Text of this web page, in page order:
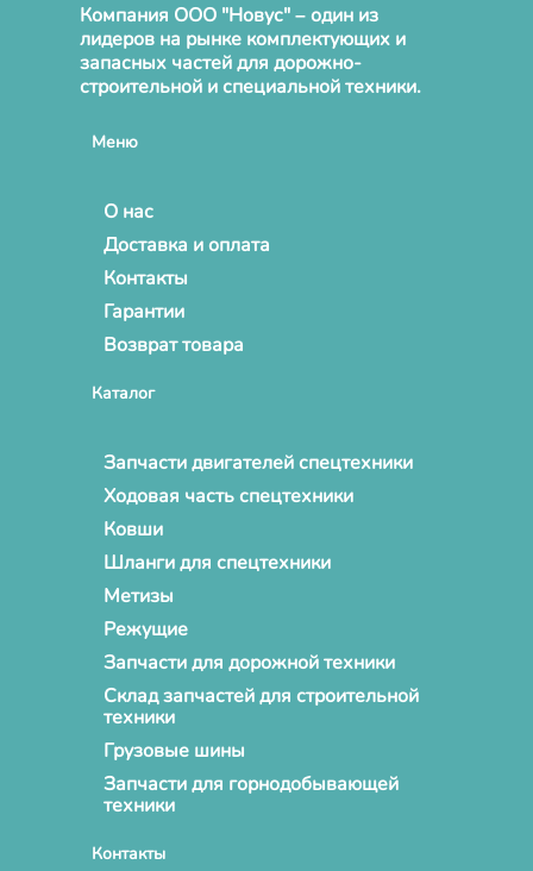
Компания ООО "Новус" – один из
лидеров на рынке комплектующих и
запасных частей для дорожно-
строительной и специальной техники.
Меню
О нас
Доставка и оплата
Контакты
Гарантии
Возврат товара
Каталог
Запчасти двигателей спецтехники
Ходовая часть спецтехники
Ковши
Шланги для спецтехники
Метизы
Режущие
Запчасти для дорожной техники
Склад запчастей для строительной
техники
Грузовые шины
Запчасти для горнодобывающей
техники
Контакты